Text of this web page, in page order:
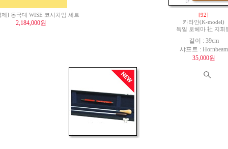
] 동국대 WISE 코시차임 세트
2,184,000원
[92]
카라얀(K-model)
독일 로헤마 社 지휘
길이 : 39cm
샤프트 : Hornbeam
35,000원